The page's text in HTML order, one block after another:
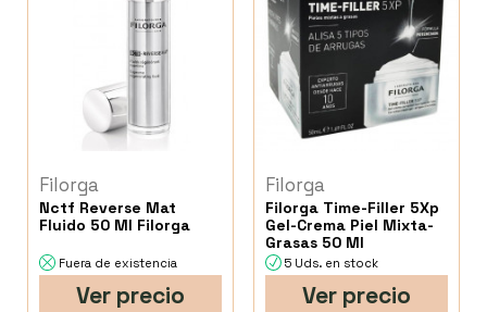
Filorga
Nctf Reverse Mat
Fluido 50 Ml Filorga
Fuera de existencia
Ver precio
Filorga
Filorga Time-Filler 5Xp
Gel-Crema Piel Mixta-
Grasas 50 Ml
5 Uds. en stock
Ver precio